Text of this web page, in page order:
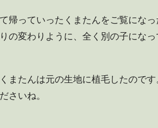
帰っていったくまたんをご覧にな
の変わりように、全く別の子にな
またんは元の生地に植毛したので
さいね。